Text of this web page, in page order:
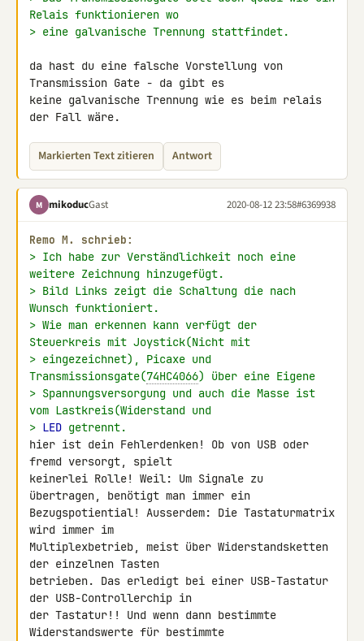
Relais funktionieren wo
> eine galvanische Trennung stattfindet.
da hast du eine falsche Vorstellung von
Transmission Gate - da gibt es
keine galvanische Trennung wie es beim relais
der Fall wäre.
Markierten Text zitieren Antwort
M mikoducGast 2020-08-12 23:58#6369938
Remo M. schrieb:
> Ich habe zur Verständlichkeit noch eine
weitere Zeichnung hinzugefügt.
> Bild Links zeigt die Schaltung die nach
Wunsch funktioniert.
> Wie man erkennen kann verfügt der
Steuerkreis mit Joystick(Nicht mit
> eingezeichnet), Picaxe und
Transmissionsgate(74HC4066) über eine Eigene
> Spannungsversorgung und auch die Masse ist
vom Lastkreis(Widerstand und
> LED getrennt.
hier ist dein Fehlerdenken! Ob von USB oder
fremd versorgt, spielt
keinerlei Rolle! Weil: Um Signale zu
übertragen, benötigt man immer ein
Bezugspotiential! Ausserdem: Die Tastaturmatrix
wird immer im
Multiplexbetrieb, meist über Widerstandsketten
der einzelnen Tasten
betrieben. Das erledigt bei einer USB-Tastatur
der USB-Controllerchip in
der Tastatur!! Und wenn dann bestimmte
Widerstandswerte für bestimmte